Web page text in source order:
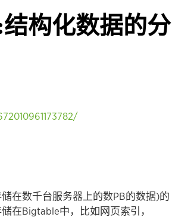
结构化数据的分
在数千台服务器上的数PB的数据)的
在Bigtable中，比如网页索引，